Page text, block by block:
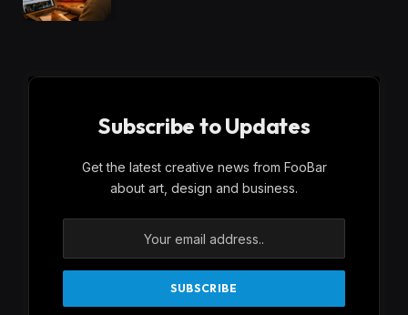
Subscribe to Updates
Get the latest creative news from FooBar
about art, design and business.